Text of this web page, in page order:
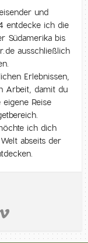
und
entdecke ich die
Südamerika bis
ausschließlich
Erlebnissen,
Arbeit, damit du
Reise
ich dich
abseits der